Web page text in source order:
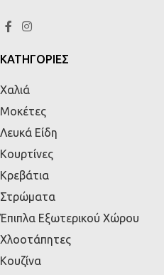
ΚΑΤΗΓΟΡΙΕΣ
Χαλιά
Μοκέτες
Λευκά Είδη
Κουρτίνες
Κρεβάτια
Στρώματα
Έπιπλα Εξωτερικού Χώρου
Χλοοτάπητες
Κουζίνα